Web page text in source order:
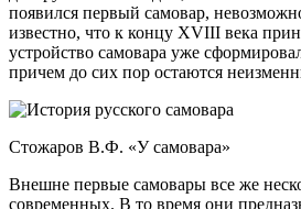
появился первый самовар,
известно, что к концу XVIII века
устройство самовара уже
причем до сих пор остаются
Стожаров В.Ф. «У самовара»
Внешне первые самовары все же
современных. В то время они